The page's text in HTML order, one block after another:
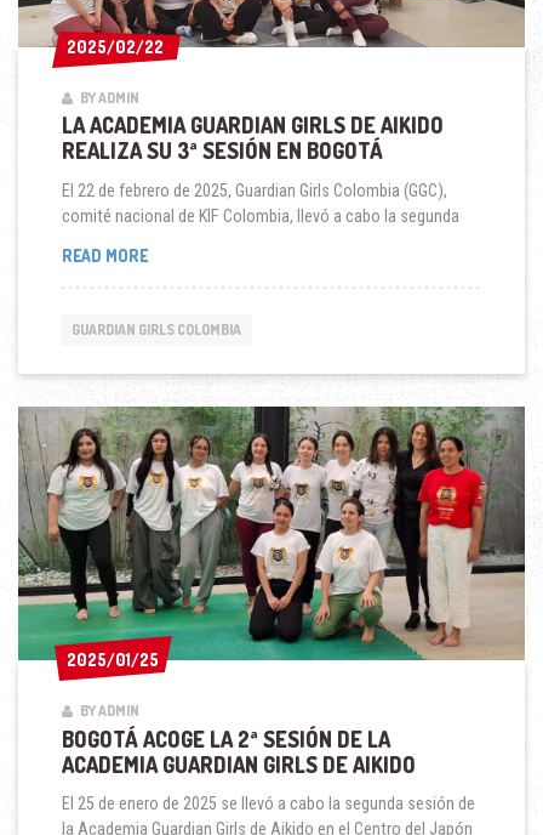
2025/02/22
2025/02/22
BY ADMIN
LA ACADEMIA GUARDIAN GIRLS DE AIKIDO
REALIZA SU 3ª SESIÓN EN BOGOTÁ
El 22 de febrero de 2025, Guardian Girls Colombia (GGC),
comité nacional de KIF Colombia, llevó a cabo la segunda
READ MORELA
GIRLS
AIKIDO
REALIZA
SU
3ª
SESIÓN
EN
BOGOTÁ
GUARDIAN GIRLS COLOMBIA
2025/01/25
2025/01/25
BY ADMIN
BOGOTÁ ACOGE LA 2ª SESIÓN DE LA
ACADEMIA GUARDIAN GIRLS DE AIKIDO
El 25 de enero de 2025 se llevó a cabo la segunda sesión de
la Academia Guardian Girls de Aikido en el Centro del Japón